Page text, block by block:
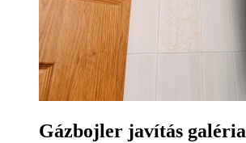
Gázbojler javítás galéria